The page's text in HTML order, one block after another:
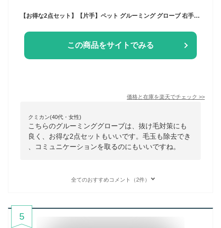
【お得な2点セット】【片手】ペット グルーミング グローブ 右手 左手 抜け毛 ブラシ 毛玉 除去 右手用 マッサージ お手入れ トリミング 犬 グルーミンググローブ 手袋●お得な2点セット●
この商品をサイトでみる
価格と在庫を楽天でチェック >>
クミカン(40代・女性)
こちらのグルーミンググローブは、抜け毛対策にも
良く、お得な2点セットもいいです。毛玉も除去でき
、コミュニケーションを取るのにもいいですね。
全てのおすすめコメント（2件）
5